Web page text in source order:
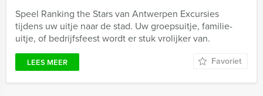
Speel Ranking the Stars van Antwerpen Excursies
tijdens uw uitje naar de stad. Uw groepsuitje, familie-
uitje, of bedrijfsfeest wordt er stuk vrolijker van.
LEES MEER Favoriet